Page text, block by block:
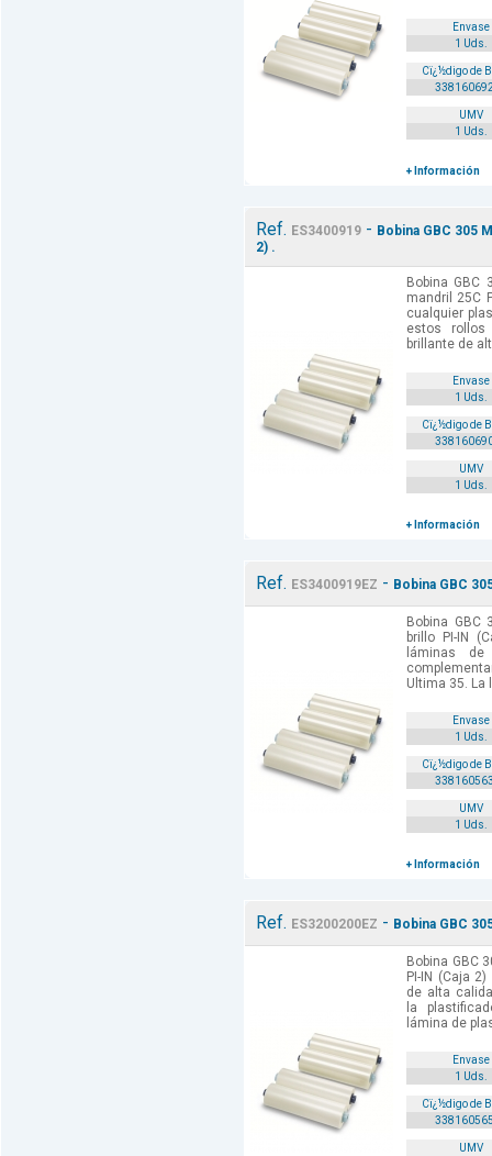
Envase
1 Uds.
Cï¿½digo de
UMV
1 Uds.
+ Información
Ref. ES3400919 - Bobina GBC 305
2) .
Bobina GBC
mandril 25C
cualquier
estos
brillante de
Envase
1 Uds.
Cï¿½digo de
UMV
1 Uds.
+ Información
Ref. ES3400919EZ - Bobina GBC
Bobina
brillo PI-IN
láminas
Ultima 35. La
Envase
1 Uds.
Cï¿½digo de
UMV
1 Uds.
+ Información
Ref. ES3200200EZ - Bobina GBC
Bobina GBC
PI-IN (Caja
de alta
la
lámina de
Envase
1 Uds.
Cï¿½digo de
UMV